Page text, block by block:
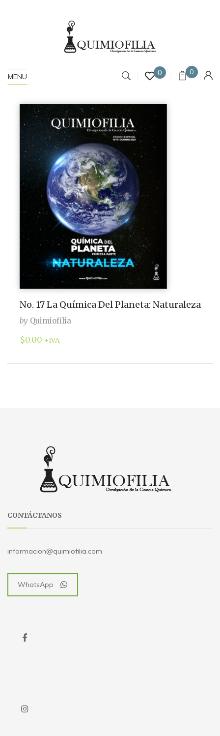
MENU 0 0
No. 17 La Química Del Planeta: Naturaleza
by Quimiofilia
$0.00 +IVA
CONTÁCTANOS
informacion@quimiofilia.com
WhatsApp